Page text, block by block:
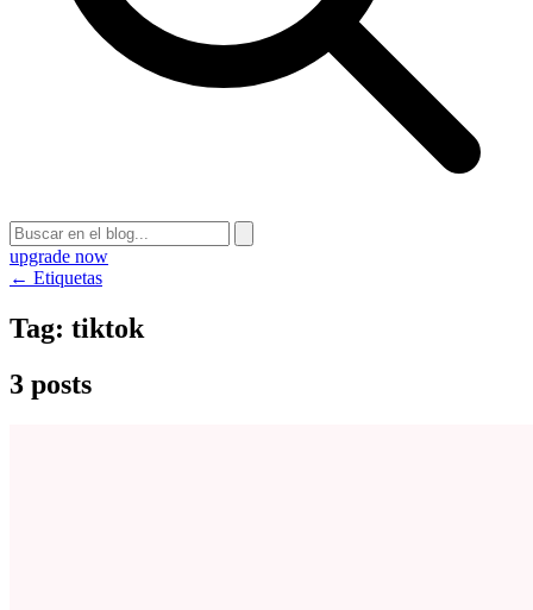
upgrade now
← Etiquetas
Tag: tiktok
3 posts